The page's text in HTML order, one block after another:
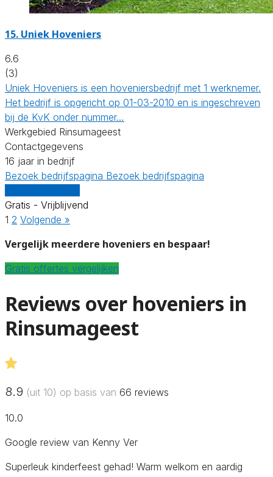
15. Uniek Hoveniers
6.6
(3)
Uniek Hoveniers is een hoveniersbedrijf met 1 werknemer.
Het bedrijf is opgericht op 01-03-2010 en is ingeschreven
bij de KvK onder nummer…
Werkgebied Rinsumageest
Contactgegevens
16 jaar in bedrijf
Bezoek bedrijfspagina Bezoek bedrijfspagina
Gratis - Vrijblijvend
1 2 Volgende »
Vergelijk meerdere hoveniers en bespaar!
Gratis offertes vergelijken
Reviews over hoveniers in
Rinsumageest
8.9 (uit 10) op basis van 66 reviews
10.0
Google review van Kenny Ver
Superleuk kinderfeest gehad! Warm welkom en aardig